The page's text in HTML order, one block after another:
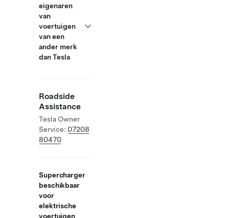
eigenaren
van
voertuigen
van een
ander merk
dan Tesla
Roadside
Assistance
Tesla Owner
Service: 07208
80470
Supercharger
beschikbaar
voor
elektrische
voertuigen